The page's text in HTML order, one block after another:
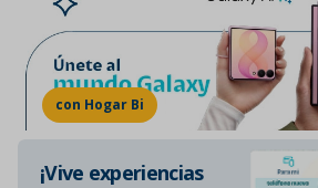
con Hogar Bi
¡Vive experiencias